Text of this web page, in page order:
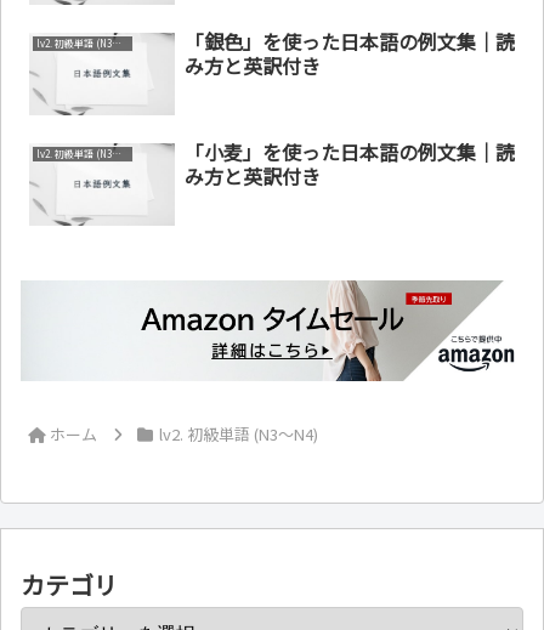
lv2. 初級単語 (N3～N4)
「銀色」を使った日本語の例文集｜読
み方と英訳付き
lv2. 初級単語 (N3～N4)
「小麦」を使った日本語の例文集｜読
み方と英訳付き
ホーム lv2. 初級単語 (N3～N4)
カテゴリ